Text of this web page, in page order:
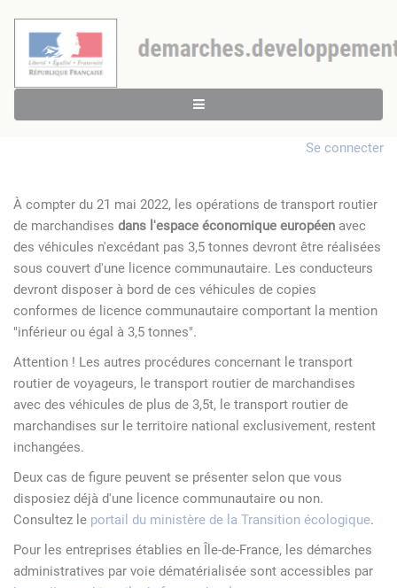
Se connecter
À compter du 21 mai 2022, les opérations de transport routier
de marchandises dans l'espace économique européen avec
des véhicules n'excédant pas 3,5 tonnes devront être réalisées
sous couvert d'une licence communautaire. Les conducteurs
devront disposer à bord de ces véhicules de copies
conformes de licence communautaire comportant la mention
"inférieur ou égal à 3,5 tonnes".
Attention ! Les autres procédures concernant le transport
routier de voyageurs, le transport routier de marchandises
avec des véhicules de plus de 3,5t, le transport routier de
marchandises sur le territoire national exclusivement, restent
inchangées.
Deux cas de figure peuvent se présenter selon que vous
disposiez déjà d'une licence communautaire ou non.
Consultez le portail du ministère de la Transition écologique.
Pour les entreprises établies en Île-de-France, les démarches
administratives par voie dématérialisée sont accessibles par